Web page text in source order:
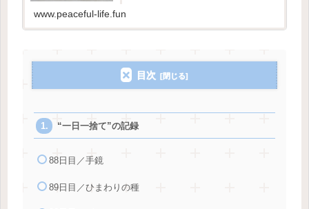
www.peaceful-life.fun
目次
“一日一捨て”の記録
88日目／手鏡
89日目／ひまわりの種